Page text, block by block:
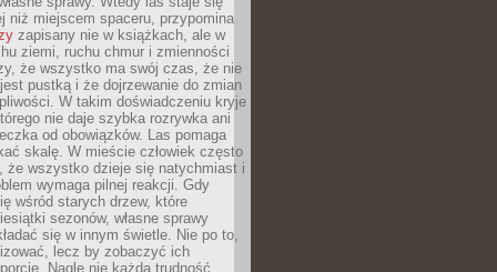
niż miejscem spaceru, przypomina
zapisany nie w książkach, ale w
ziemi, ruchu chmur i zmienności
że wszystko ma swój czas, że nie
pustką i że dojrzewanie do zmian
W takim doświadczeniu kryje
nie daje szybka rozrywka ani
od obowiązków. Las pomaga
skalę. W mieście człowiek często
że wszystko dzieje się natychmiast i
wymaga pilnej reakcji. Gdy
wśród starych drzew, które
sezonów, własne sprawy
się w innym świetle. Nie po to,
lecz by zobaczyć ich
Nagle nie każda trudność